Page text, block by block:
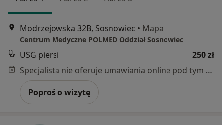
Modrzejowska 32B, Sosnowiec • Mapa
Centrum Medyczne POLMED Oddział Sosnowiec
USG piersi
250 zł
Specjalista nie oferuje umawiania online pod tym adresem.
Poproś o wizytę